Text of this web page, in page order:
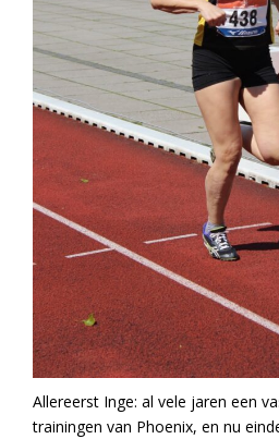
Allereerst Inge: al vele jaren een
trainingen van Phoenix, en nu